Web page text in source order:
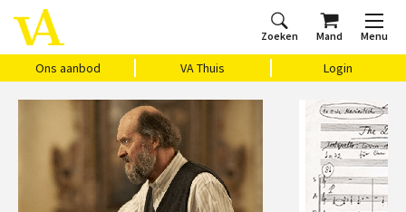
Zoeken Mand Menu
Ons aanbod VA Thuis Login
Home
Ons aanbod
Agenda
VAthuis
Over ons
Vragen?
Cadeaubon